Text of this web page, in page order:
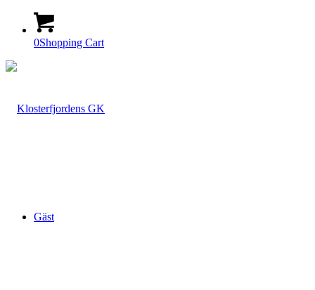
0Shopping Cart
Gäst